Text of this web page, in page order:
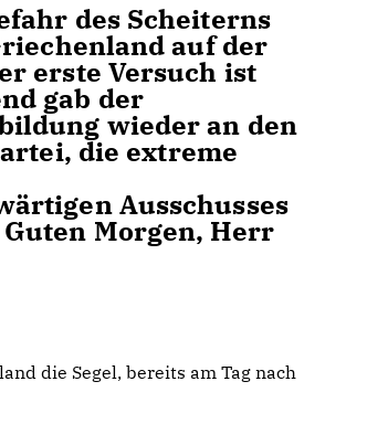
des Scheiterns
auf der
erste Versuch ist
gab der
wieder an den
die extreme
Ausschusses
Morgen, Herr
die Segel, bereits am Tag nach